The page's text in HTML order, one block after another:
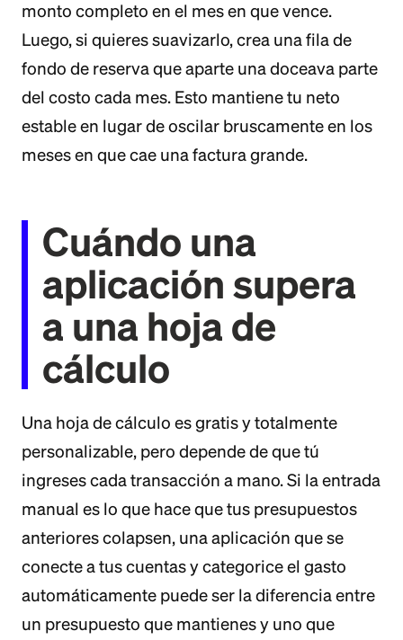
monto completo en el mes en que vence.
Luego, si quieres suavizarlo, crea una fila de
fondo de reserva que aparte una doceava parte
del costo cada mes. Esto mantiene tu neto
estable en lugar de oscilar bruscamente en los
meses en que cae una factura grande.
Cuándo una
aplicación supera
a una hoja de
cálculo
Una hoja de cálculo es gratis y totalmente
personalizable, pero depende de que tú
ingreses cada transacción a mano. Si la entrada
manual es lo que hace que tus presupuestos
anteriores colapsen, una aplicación que se
conecte a tus cuentas y categorice el gasto
automáticamente puede ser la diferencia entre
un presupuesto que mantienes y uno que